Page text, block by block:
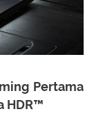
Pertama
HDR™